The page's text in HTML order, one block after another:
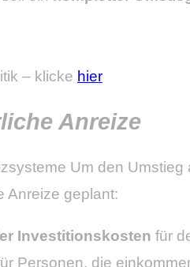
– klicke hier
Anreize
Um den Umstieg
Anreize geplant:
Investitionskosten für
Personen, die